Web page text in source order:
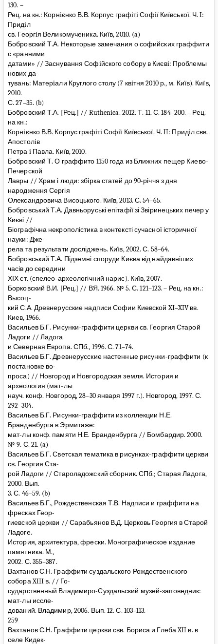
130. –
Рец. на кн.: Корнiєнко В.В. Корпус графiтi Софiї Київської. Ч. I:
Придiл
св. Георгiя Великомученика. Київ, 2010. (a)
Бобровский Т.А. Некоторые замечания о софийских граффити
с «ранними
датами» // Заснування Софiйского собору в Києвi: Проблемы
нових да-
тувань: Матерiали Круглого столу (7 квiтня 2010 р., м. Київ). Київ,
2010.
С. 27–35. (b)
Бобровский Т.А. [Рец.] // Ruthenica. 2012. Т. 11. С. 184–200. – Рец.
на кн.:
Корнiєнко В.В. Корпус графiтi Софiї Київської. Ч. II: Придiл свв.
Апостолiв
Петра i Павла. Київ, 2010.
Бобровский Т. О граффито 1150 года из Ближних пещер Киево-
Печерской
Лавры // Храм і люди: збірка статей до 90-річчя з дня
народження Сергія
Олександровича Висоцького. Київ, 2013. С. 54–65.
Бобровський Т.А. Давньоруські епітафії зі Звіринецьких печер у
Києві //
Біографічна некрополістика в контексті сучасної історичної
науки: Дже-
рела та результати досліджень. Київ, 2002. С. 58–64.
Бобровський Т.А. Підземні споруди Києва від найдавніших
часів до середини
ХІХ ст. (спелео-археологічний нарис). Київ, 2007.
Борковский В.И. [Рец.] // ВЯ. 1966. № 5. С. 121–123. – Рец. на кн.:
Высоц-
кий С.А. Древнерусские надписи Софии Киевской XI–XIV вв.
Киев, 1966.
Васильев Б.Г. Рисунки-граффити церкви св. Георгия Старой
Ладоги // Ладога
и Северная Европа. СПб., 1996. С. 71–74.
Васильев Б.Г. Древнерусские настенные рисунки-граффити (к
постановке во-
проса) // Новгород и Новгородская земля. История и
археология (мат-лы
науч. конф. Новгород, 28–30 января 1997 г.). Новгород, 1997. С.
292–304.
Васильев Б.Г. Рисунки-граффити из коллекции Н.Е.
Бранденбурга в Эрмитаже:
мат-лы конф. памяти Н.Е. Бранденбурга // Бомбардир. 2000.
№ 9. С. 21. (a)
Васильев Б.Г. Светская тематика в рисунках-граффити церкви
св. Георгия Ста-
рой Ладоги // Староладожский сборник. СПб.; Старая Ладога,
2000. Вып.
3. С. 46–59. (b)
Васильев Б.Г., Рождественская Т.В. Надписи и граффити на
фресках Геор-
гиевской церкви // Сарабьянов В.Д. Церковь Георгия в Старой
Ладоге.
История, архитектура, фрески. Монографическое издание
памятника. М.,
2002. С. 355–387.
Вахтанов С.Н. Граффити суздальского Рождественского
собора XIII в. // Го-
сударственный Владимиро-Суздальский музей-заповедник:
мат-лы иссле-
дований. Владимир, 2006. Вып. 12. С. 103–113.
259
Вахтанов С.Н. Граффити церкви свв. Бориса и Глеба XII в. в
селе Кидек-